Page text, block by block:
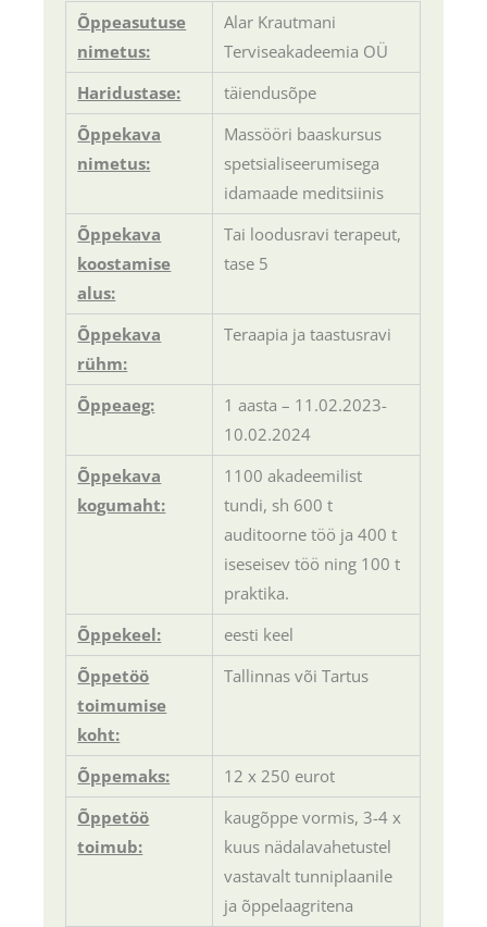
Õppeasutuse
nimetus:
Alar Krautmani
Terviseakadeemia OÜ
Haridustase:
täiendusõpe
Õppekava
nimetus:
Massööri baaskursus
spetsialiseerumisega
idamaade meditsiinis
Õppekava
koostamise
alus:
Tai loodusravi terapeut,
tase 5
Õppekava
rühm:
Teraapia ja taastusravi
Õppeaeg:
1 aasta – 11.02.2023-
10.02.2024
Õppekava
kogumaht:
1100 akadeemilist
tundi, sh 600 t
auditoorne töö ja 400 t
iseseisev töö ning 100 t
praktika.
Õppekeel:
eesti keel
Õppetöö
toimumise
koht:
Tallinnas või Tartus
Õppemaks:
12 x 250 eurot
Õppetöö
toimub:
kaugõppe vormis, 3-4 x
kuus nädalavahetustel
vastavalt tunniplaanile
ja õppelaagritena